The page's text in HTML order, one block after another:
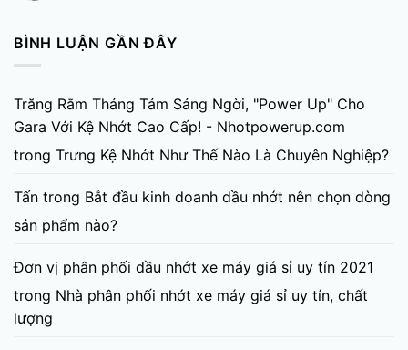
BÌNH LUẬN GẦN ĐÂY
Trăng Rằm Tháng Tám Sáng Ngời, "Power Up" Cho
Gara Với Kệ Nhớt Cao Cấp! - Nhotpowerup.com
trong Trưng Kệ Nhớt Như Thế Nào Là Chuyên Nghiệp?
Tấn trong Bắt đầu kinh doanh dầu nhớt nên chọn dòng
sản phẩm nào?
Đơn vị phân phối dầu nhớt xe máy giá sỉ uy tín 2021
trong Nhà phân phối nhớt xe máy giá sỉ uy tín, chất
lượng